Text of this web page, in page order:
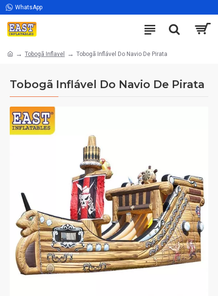
WhatsApp
Tobogã Inflavel Tobogã Inflável Do Navio De Pirata
Tobogã Inflável Do Navio De Pirata